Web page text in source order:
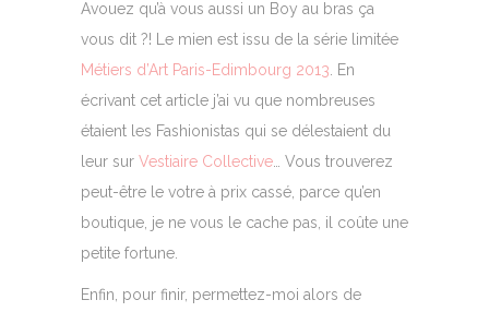
Avouez qu’à vous aussi un Boy au bras ça
vous dit ?! Le mien est issu de la série limitée
Métiers d’Art Paris-Edimbourg 2013. En
écrivant cet article j’ai vu que nombreuses
étaient les Fashionistas qui se délestaient du
leur sur Vestiaire Collective… Vous trouverez
peut-être le votre à prix cassé, parce qu’en
boutique, je ne vous le cache pas, il coûte une
petite fortune.
Enfin, pour finir, permettez-moi alors de